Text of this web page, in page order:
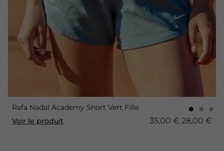
Rafa Nadal Academy Short Vert Fille
Voir le produit
35,00 € 28,00 €